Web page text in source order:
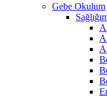
Gebe Okulum